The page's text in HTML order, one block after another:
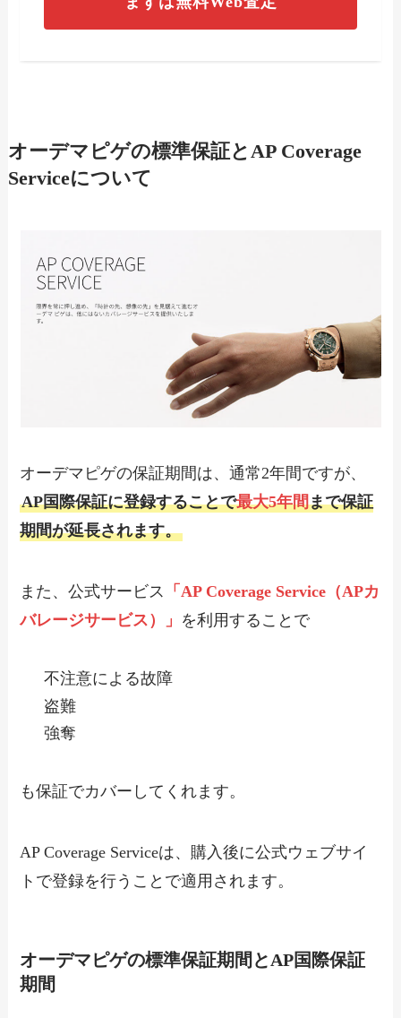
オーデマピゲの標準保証とAP Coverage
Serviceについて
オーデマピゲの保証期間は、通常2年間ですが、
AP国際保証に登録することで最大5年間まで保証
期間が延長されます。
また、公式サービス 「AP Coverage Service（APカ
バレージサービス）」 を利用することで
不注意による故障
盗難
強奪
も保証でカバーしてくれます。
AP Coverage Serviceは、購入後に公式ウェブサイ
トで登録を行うことで適用されます。
オーデマピゲの標準保証期間とAP国際保証
期間